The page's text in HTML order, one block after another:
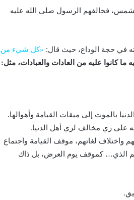
فخالفهم الرسول صلى الله عليه
في حجة الوداع، حيث قال: «كل شيء من
ما كانوا عليه من العادات والعبادات، مثل:
بالموت إلى ميقات القيامة وأهوالها.
على زي مخالف لزي أهل الدنيا.
واختلاف لغاتهم، موقف القيامة واجتماع
الموقف الأعظم الذي… كموقف يوم العرض، بل ذاك